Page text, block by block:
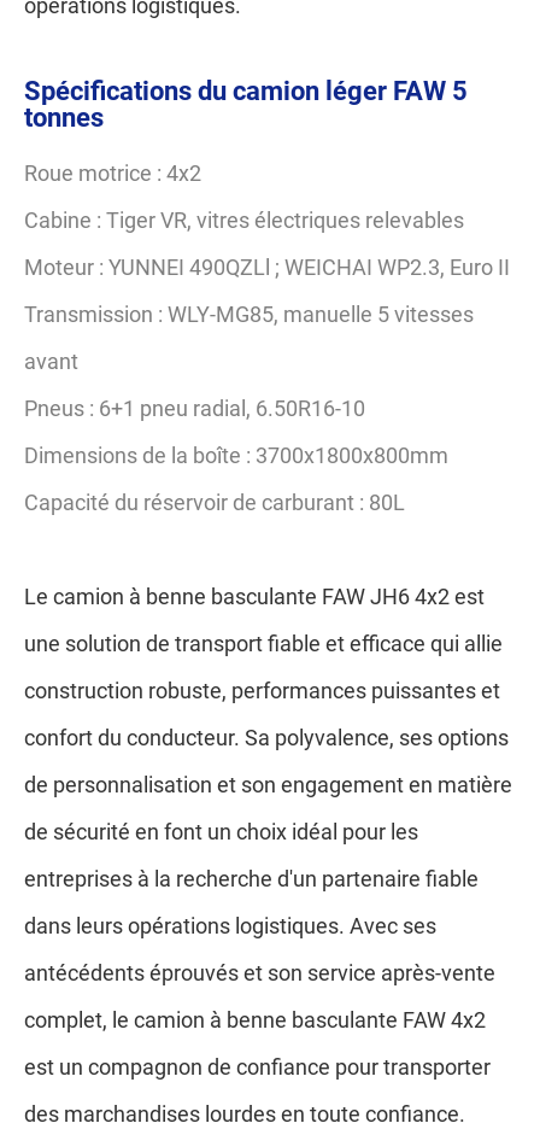
Spécifications du camion léger FAW 5
tonnes
Roue motrice : 4x2
Cabine : Tiger VR, vitres électriques relevables
Moteur : YUNNEI 490QZLl ; WEICHAI WP2.3, Euro II
Transmission : WLY-MG85, manuelle 5 vitesses
avant
Pneus : 6+1 pneu radial, 6.50R16-10
Dimensions de la boîte : 3700x1800x800mm
Capacité du réservoir de carburant : 80L
Le camion à benne basculante FAW JH6 4x2 est
une solution de transport fiable et efficace qui allie
construction robuste, performances puissantes et
confort du conducteur. Sa polyvalence, ses options
de personnalisation et son engagement en matière
de sécurité en font un choix idéal pour les
entreprises à la recherche d'un partenaire fiable
dans leurs opérations logistiques. Avec ses
antécédents éprouvés et son service après-vente
complet, le camion à benne basculante FAW 4x2
est un compagnon de confiance pour transporter
des marchandises lourdes en toute confiance.